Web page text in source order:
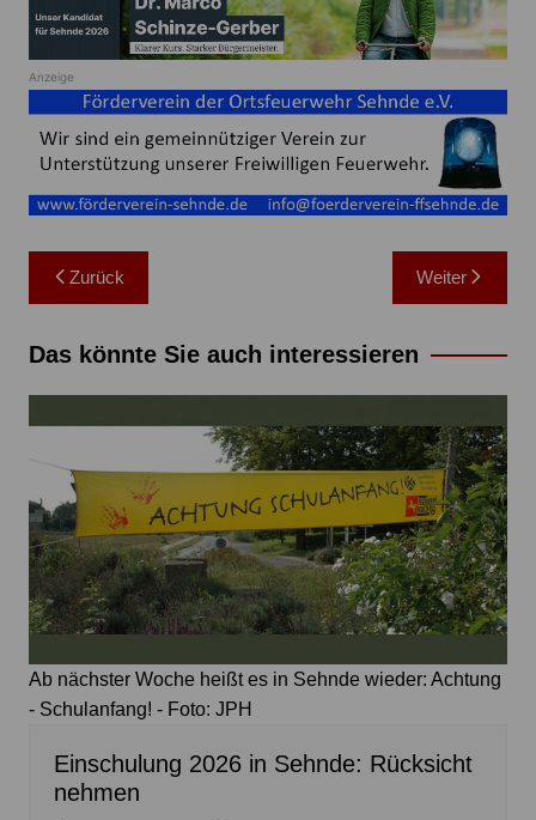
Anzeige
Beitragsnavigation
Zurück Weiter
Das könnte Sie auch interessieren
Ab nächster Woche heißt es in Sehnde wieder: Achtung
- Schulanfang! - Foto: JPH
Einschulung 2026 in Sehnde: Rücksicht
nehmen